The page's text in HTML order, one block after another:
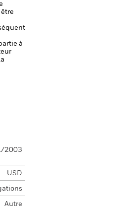
à
2003
USD
Autre